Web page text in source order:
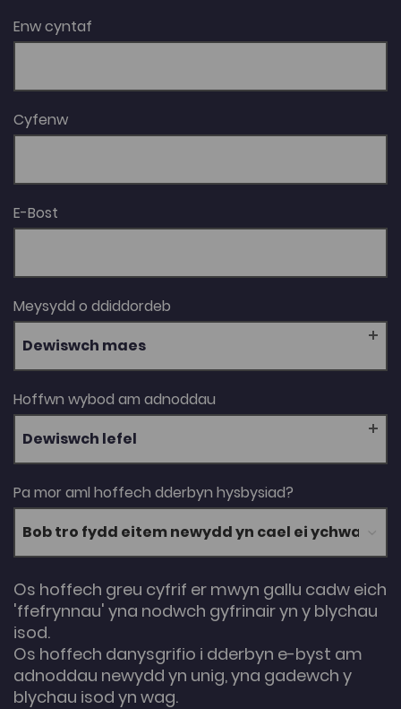
Enw cyntaf
Cyfenw
E-Bost
Meysydd o ddiddordeb
Dewiswch maes
Hoffwn wybod am adnoddau
Dewiswch lefel
Pa mor aml hoffech dderbyn hysbysiad?
Os hoffech greu cyfrif er mwyn gallu cadw eich
'ffefrynnau' yna nodwch gyfrinair yn y blychau
isod.
Os hoffech danysgrifio i dderbyn e-byst am
adnoddau newydd yn unig, yna gadewch y
blychau isod yn wag.